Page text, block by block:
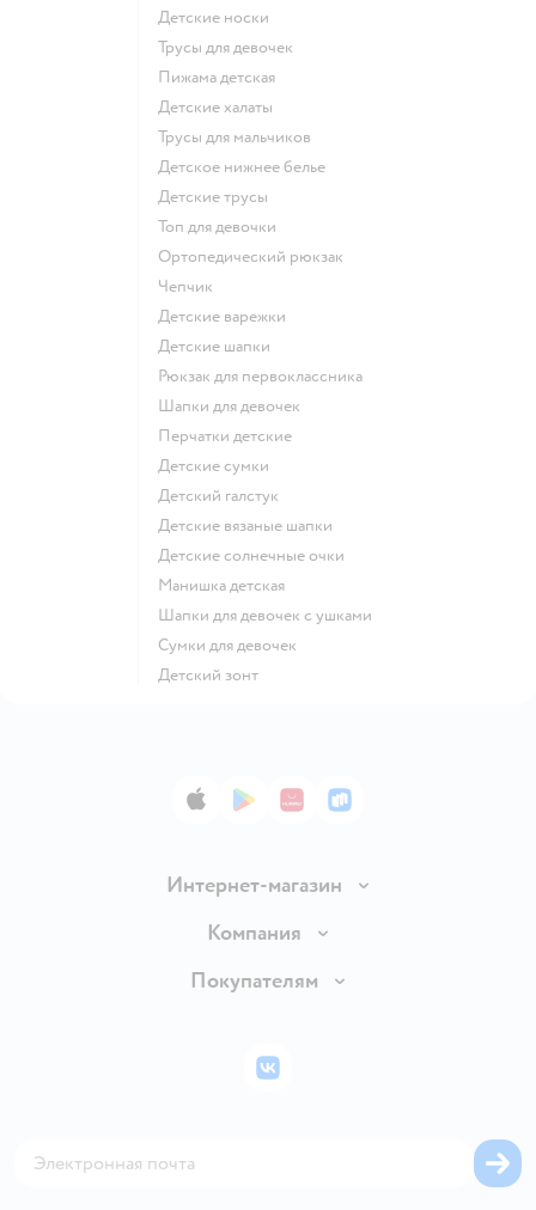
Детские носки
Трусы для девочек
Пижама детская
Детские халаты
Трусы для мальчиков
Детское нижнее белье
Детские трусы
Топ для девочки
Ортопедический рюкзак
Чепчик
Детские варежки
Детские шапки
Рюкзак для первоклассника
Шапки для девочек
Перчатки детские
Детские сумки
Детский галстук
Детские вязаные шапки
Детские солнечные очки
Манишка детская
Шапки для девочек с ушками
Сумки для девочек
Детский зонт
App StoreGoogle Play
AppGallery
RuStore
Интернет-магазин
Доставка и оплата
Правила продажи
Политика использования файлов cookie
Компания
Вакансии
Покупателям
Бонусные карты
ВКонтакте